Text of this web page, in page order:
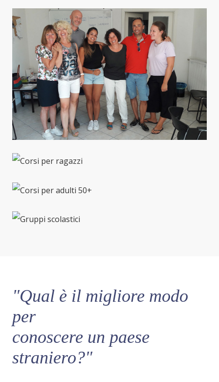
"Qual è il migliore modo
per
conoscere un paese
straniero?"